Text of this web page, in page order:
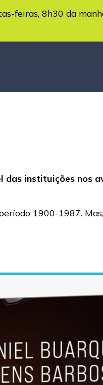
feiras, 8h30 da
instituições nos
1900-1987.